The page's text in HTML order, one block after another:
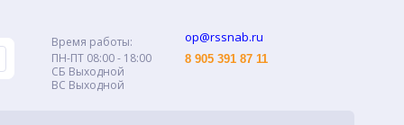
Время работы:
ПН-ПТ 08:00 - 18:00
СБ Выходной
ВС Выходной
op@rssnab.ru
8 905 391 87 11